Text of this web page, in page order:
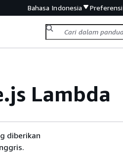
Bahasa Indonesia Preferensi
Lambda
diberikan